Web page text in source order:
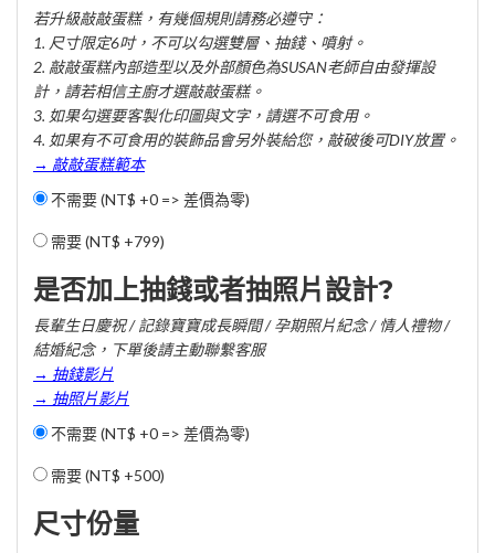
若升級敲敲蛋糕，有幾個規則請務必遵守：
1. 尺寸限定6吋，不可以勾選雙層、抽錢、噴射。
2. 敲敲蛋糕內部造型以及外部顏色為SUSAN老師自由發揮設
計，請若相信主廚才選敲敲蛋糕。
3. 如果勾選要客製化印圖與文字，請選不可食用。
4. 如果有不可食用的裝飾品會另外裝給您，敲破後可DIY放置。
→ 敲敲蛋糕範本
不需要 (NT$ +0 => 差價為零)
需要 (NT$ +799)
是否加上抽錢或者抽照片設計?
長輩生日慶祝 / 記錄寶寶成長瞬間 / 孕期照片紀念 / 情人禮物 /
結婚紀念，下單後請主動聯繫客服
→ 抽錢影片
→ 抽照片影片
不需要 (NT$ +0 => 差價為零)
需要 (NT$ +500)
尺寸份量